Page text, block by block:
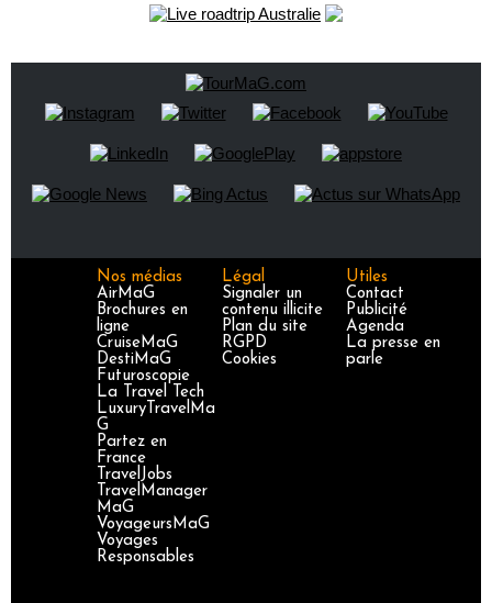
Nos médias
AirMaG
Brochures en
ligne
CruiseMaG
DestiMaG
Futuroscopie
La Travel Tech
LuxuryTravelMa
G
Partez en
France
TravelJobs
TravelManager
MaG
VoyageursMaG
Voyages
Responsables
Légal
Signaler un
contenu illicite
Plan du site
RGPD
Cookies
Utiles
Contact
Publicité
Agenda
La presse en
parle